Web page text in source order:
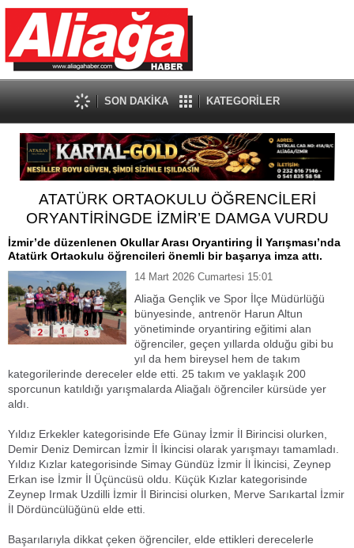
SON DAKİKA KATEGORİLER
ATATÜRK ORTAOKULU ÖĞRENCİLERİ
ORYANTİRİNGDE İZMİR’E DAMGA VURDU
İzmir’de düzenlenen Okullar Arası Oryantiring İl Yarışması’nda
Atatürk Ortaokulu öğrencileri önemli bir başarıya imza attı.
14 Mart 2026 Cumartesi 15:01
Aliağa Gençlik ve Spor İlçe Müdürlüğü
bünyesinde, antrenör Harun Altun
yönetiminde oryantiring eğitimi alan
öğrenciler, geçen yıllarda olduğu gibi bu
yıl da hem bireysel hem de takım
kategorilerinde dereceler elde etti. 25 takım ve yaklaşık 200
sporcunun katıldığı yarışmalarda Aliağalı öğrenciler kürsüde yer
aldı.
Yıldız Erkekler kategorisinde Efe Günay İzmir İl Birincisi olurken,
Demir Deniz Demircan İzmir İl İkincisi olarak yarışmayı tamamladı.
Yıldız Kızlar kategorisinde Simay Gündüz İzmir İl İkincisi, Zeynep
Erkan ise İzmir İl Üçüncüsü oldu. Küçük Kızlar kategorisinde
Zeynep Irmak Uzdilli İzmir İl Birincisi olurken, Merve Sarıkartal İzmir
İl Dördüncülüğünü elde etti.
Başarılarıyla dikkat çeken öğrenciler, elde ettikleri derecelerle